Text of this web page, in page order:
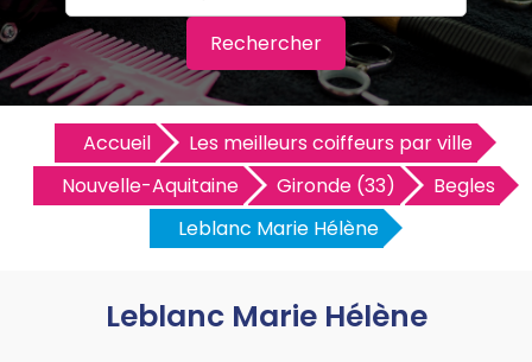
Rechercher
Accueil
Les meilleurs coiffeurs par ville
Nouvelle-Aquitaine
Gironde (33)
Begles
Leblanc Marie Hélène
Leblanc Marie Hélène